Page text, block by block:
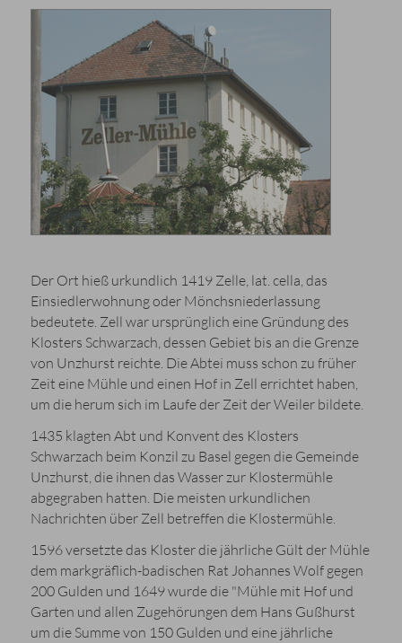
Der Ort hieß urkundlich 1419 Zelle, lat. cella, das
Einsiedlerwohnung oder Mönchsniederlassung
bedeutete. Zell war ursprünglich eine Gründung des
Klosters Schwarzach, dessen Gebiet bis an die Grenze
von Unzhurst reichte. Die Abtei muss schon zu früher
Zeit eine Mühle und einen Hof in Zell errichtet haben,
um die herum sich im Laufe der Zeit der Weiler bildete.
1435 klagten Abt und Konvent des Klosters
Schwarzach beim Konzil zu Basel gegen die Gemeinde
Unzhurst, die ihnen das Wasser zur Klostermühle
abgegraben hatten. Die meisten urkundlichen
Nachrichten über Zell betreffen die Klostermühle.
1596 versetzte das Kloster die jährliche Gült der Mühle
dem markgräflich-badischen Rat Johannes Wolf gegen
200 Gulden und 1649 wurde die "Mühle mit Hof und
Garten und allen Zugehörungen dem Hans Gußhurst
um die Summe von 150 Gulden und eine jährliche